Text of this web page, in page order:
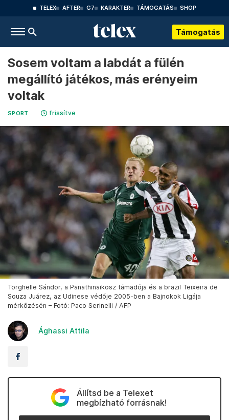
TELEX AFTER G7 KARAKTER TÁMOGATÁS SHOP
Támogatás
Sosem voltam a labdát a fülén
megállító játékos, más erényeim
voltak
SPORT frissítve
Torghelle Sándor, a Panathinaikosz támadója és a brazil Teixeira de
Souza Juárez, az Udinese védője 2005-ben a Bajnokok Ligája
mérkőzésén – Fotó: Paco Serinelli / AFP
Ághassi Attila
Állítsd be a Telexet
megbízható forrásnak!